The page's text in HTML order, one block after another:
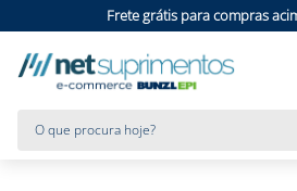
Frete grátis para compras